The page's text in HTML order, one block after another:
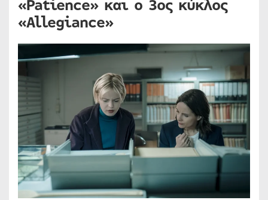
«Patience» και ο 3ος κύκλος
«Allegiance»